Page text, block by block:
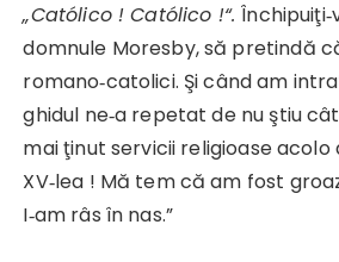
„Católico ! Católico !“.
domnule Moresby, să pretindă
romano‑catolici. Şi când am
ghidul ne‑a repetat de nu ştiu
mai ţinut servicii religioase acolo
XV‑lea ! Mă tem că am fost
I‑am râs în nas.”